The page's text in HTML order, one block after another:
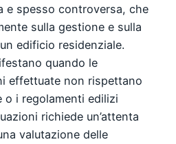
e spesso controversa, che
sulla gestione e sulla
edificio residenziale.
quando le
effettuate non rispettano
o i regolamenti edilizi
richiede un’attenta
valutazione delle